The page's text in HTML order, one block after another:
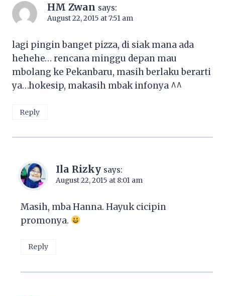
HM Zwan says:
August 22, 2015 at 7:51 am
lagi pingin banget pizza, di siak mana ada
hehehe… rencana minggu depan mau
mbolang ke Pekanbaru, masih berlaku berarti
ya…hokesip, makasih mbak infonya ^^
Reply
Ila Rizky says:
August 22, 2015 at 8:01 am
Masih, mba Hanna. Hayuk cicipin
promonya.
Reply